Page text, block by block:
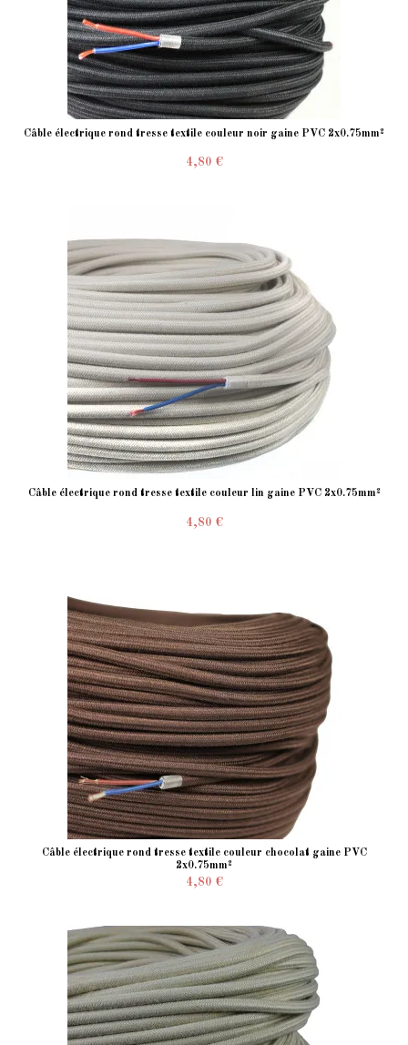
Câble électrique rond tresse textile couleur noir gaine PVC 2x0.75mm²
4,80 €
Câble électrique rond tresse textile couleur lin gaine PVC 2x0.75mm²
4,80 €
Câble électrique rond tresse textile couleur chocolat gaine PVC
2x0.75mm²
4,80 €